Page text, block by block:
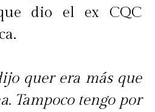
dio el ex CQC
quer era más que
Tampoco tengo por